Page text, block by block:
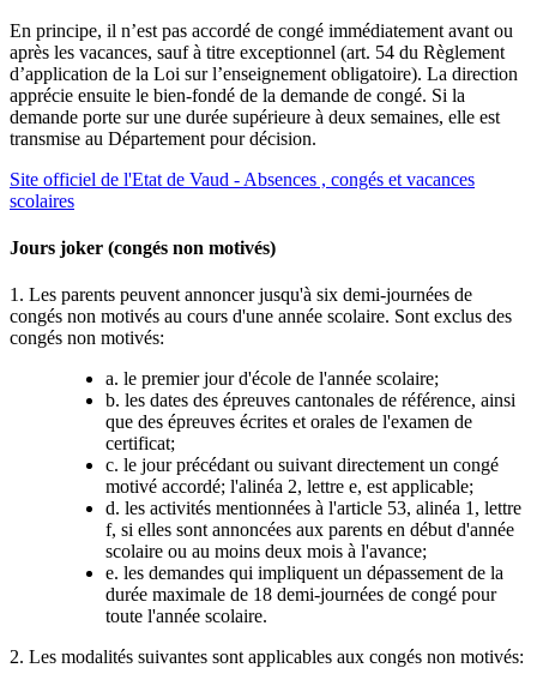
En principe, il n’est pas accordé de congé immédiatement avant ou
après les vacances, sauf à titre exceptionnel (art. 54 du Règlement
d’application de la Loi sur l’enseignement obligatoire). La direction
apprécie ensuite le bien-fondé de la demande de congé. Si la
demande porte sur une durée supérieure à deux semaines, elle est
transmise au Département pour décision.
Site officiel de l'Etat de Vaud - Absences , congés et vacances
scolaires
Jours joker (congés non motivés)
1. Les parents peuvent annoncer jusqu'à six demi-journées de
congés non motivés au cours d'une année scolaire. Sont exclus des
congés non motivés:
a. le premier jour d'école de l'année scolaire;
b. les dates des épreuves cantonales de référence, ainsi
que des épreuves écrites et orales de l'examen de
certificat;
c. le jour précédant ou suivant directement un congé
motivé accordé; l'alinéa 2, lettre e, est applicable;
d. les activités mentionnées à l'article 53, alinéa 1, lettre
f, si elles sont annoncées aux parents en début d'année
scolaire ou au moins deux mois à l'avance;
e. les demandes qui impliquent un dépassement de la
durée maximale de 18 demi-journées de congé pour
toute l'année scolaire.
2. Les modalités suivantes sont applicables aux congés non motivés: